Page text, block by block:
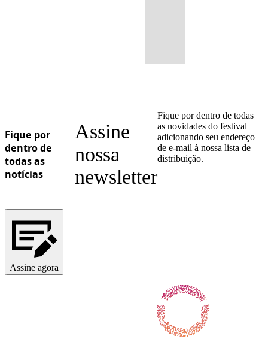
Fique por
dentro de
todas as
notícias
Assine
nossa
newsletter
Fique por dentro de todas
as novidades do festival
adicionando seu endereço
de e-mail à nossa lista de
distribuição.
Assine agora